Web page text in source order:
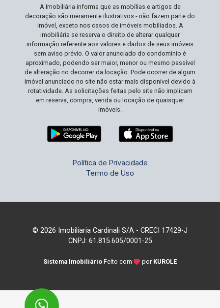
A Imobiliária informa que as mobílias e artigos de
decoração são meramente ilustrativos - não fazem parte do
imóvel, exceto nos casos de imóveis mobiliados. A
imobiliária se reserva o direito de alterar qualquer
informação referente aos valores e dados de seus imóveis
sem aviso prévio. O valor anunciado do condomínio é
aproximado, podendo ser maior, menor ou mesmo passível
de alteração no decorrer da locação. Pode ocorrer de algum
imóvel anunciado no site não estar mais disponível devido à
rotatividade. As solicitações feitas pelo site não implicam
em reserva, compra, venda ou locação de quaisquer
imóveis.
Política de Privacidade
Termo de Uso
© 2026 Imobiliaria Cardinali S/A - CRECI 17429-J
CNPJ: 61.815.605/0001-25
Sistema Imobiliário Feito com por KUROLE